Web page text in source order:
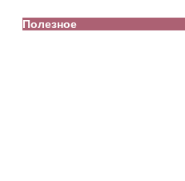
Полезное